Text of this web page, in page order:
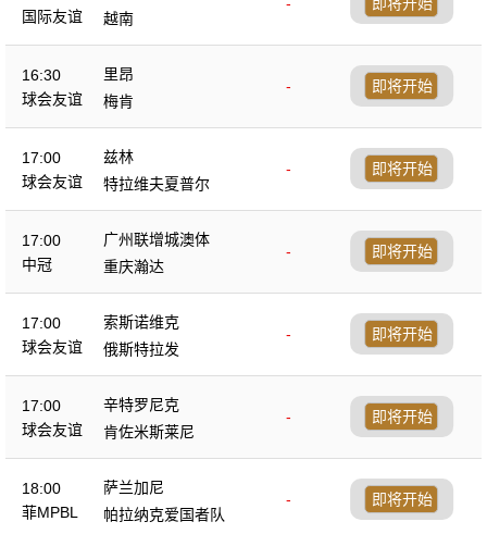
国际友谊
-
越南
即将开始
16:30
球会友谊
里昂
-
梅肯
即将开始
17:00
球会友谊
兹林
-
特拉维夫夏普尔
即将开始
17:00
中冠
广州联增城澳体
-
重庆瀚达
即将开始
17:00
球会友谊
索斯诺维克
-
俄斯特拉发
即将开始
17:00
球会友谊
辛特罗尼克
-
肯佐米斯莱尼
即将开始
18:00
菲MPBL
萨兰加尼
-
帕拉纳克爱国者队
即将开始